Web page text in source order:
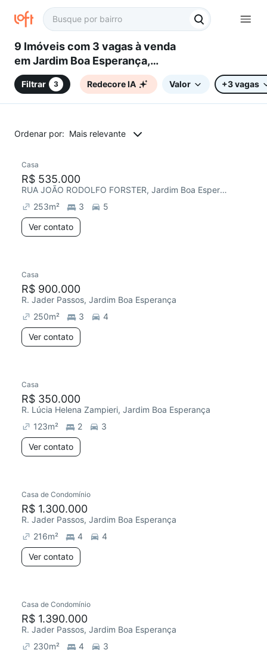
9 Imóveis com 3 vagas à venda
em Jardim Boa Esperança,
Campinas, SP
Filtrar 3 Redecore IA Valor +3 vagas
Ordenar por: Mais relevante
Casa
R$ 535.000
RUA JOÃO RODOLFO FORSTER, Jardim Boa Esperança
253m² 3
5
Ver contato
Casa
R$ 900.000
R. Jader Passos, Jardim Boa Esperança
250m² 3
4
Ver contato
Chegou há 7 dias
Casa
R$ 350.000
R. Lúcia Helena Zampieri, Jardim Boa Esperança
123m² 2
3
Ver contato
Casa de Condomínio
R$ 1.300.000
R. Jader Passos, Jardim Boa Esperança
216m² 4
4
Ver contato
Redecorar
Casa de Condomínio
R$ 1.390.000
R. Jader Passos, Jardim Boa Esperança
230m² 4
3